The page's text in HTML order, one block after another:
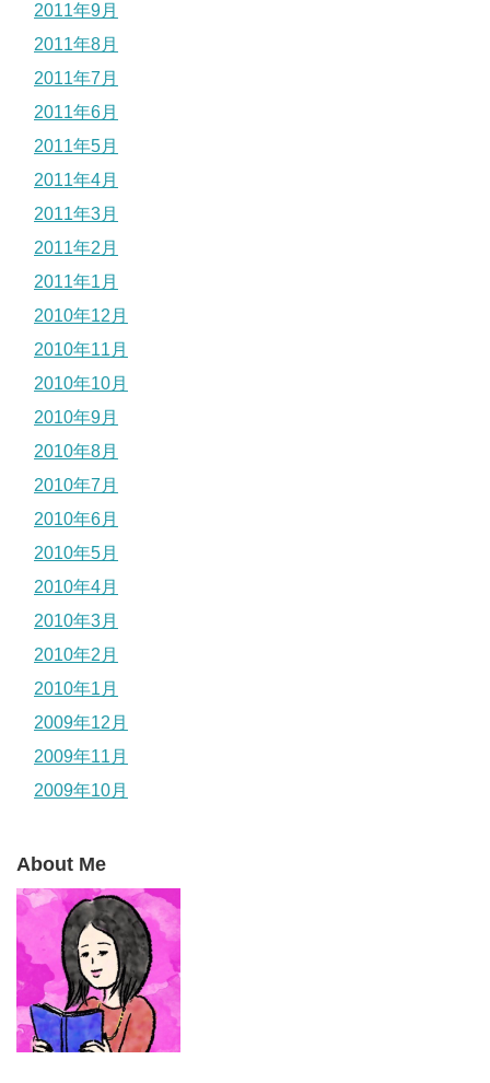
2011年9月
2011年8月
2011年7月
2011年6月
2011年5月
2011年4月
2011年3月
2011年2月
2011年1月
2010年12月
2010年11月
2010年10月
2010年9月
2010年8月
2010年7月
2010年6月
2010年5月
2010年4月
2010年3月
2010年2月
2010年1月
2009年12月
2009年11月
2009年10月
About Me